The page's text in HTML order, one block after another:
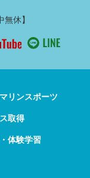
休】
リンスポーツ
取得
体験学習